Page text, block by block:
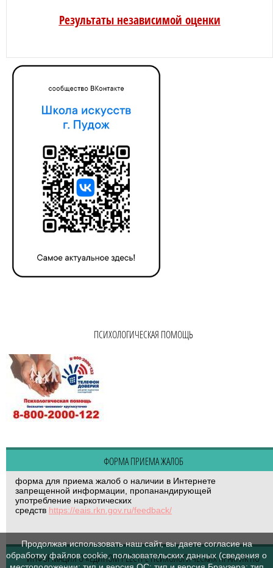
Результаты независимой оценки
ПСИХОЛОГИЧЕСКАЯ ПОМОЩЬ
ФОРМА ПРИЕМА ЖАЛОБ
форма для приема жалоб о наличии в Интернете
запрещенной информации, пропанандирующей
употребление наркотических
средств https://eais.rkn.gov.ru/feedback/
ИНФОРМАЦИЯ О «ЕДИНОМ РЕЕСТРЕ ПСИХОЛОГИЧЕСКИХ ПРАКТИК ПО
Продолжая использовать наш сайт, вы даете согласие на
обработку файлов cookie, пользовательских данных (сведения о